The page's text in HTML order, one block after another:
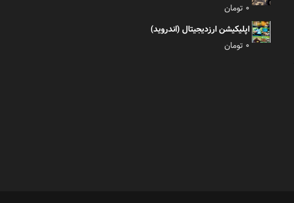
0 تومان
اپلیکیشن ارزدیجیتال (اندروید)
0 تومان